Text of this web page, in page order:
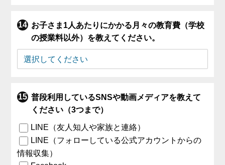
お子さま1人あたりにかかる月々の教育費（学校
の授業料以外）を教えてください。
普段利用しているSNSや動画メディアを教えて
ください（3つまで）
LINE（友人知人や家族と連絡）
LINE（フォローしている公式アカウントからの
情報収集）